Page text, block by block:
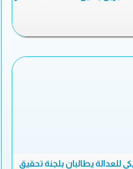
للعدالة يطالبان بلجنة تحقيق